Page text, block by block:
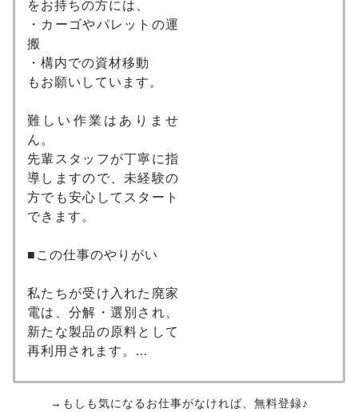
をお持ちの方には、
・カーゴやパレットの運
搬
・構内での資材移動
もお願いしています。
難しい作業はありませ
ん。
先輩スタッフが丁寧に指
導しますので、未経験の
方でも安心してスタート
できます。
■この仕事のやりがい
私たちが受け入れた廃家
電は、分解・選別され、
新たな製品の原料として
再利用されます。...
→もしも気になるお仕事がなければ、無料登録♪